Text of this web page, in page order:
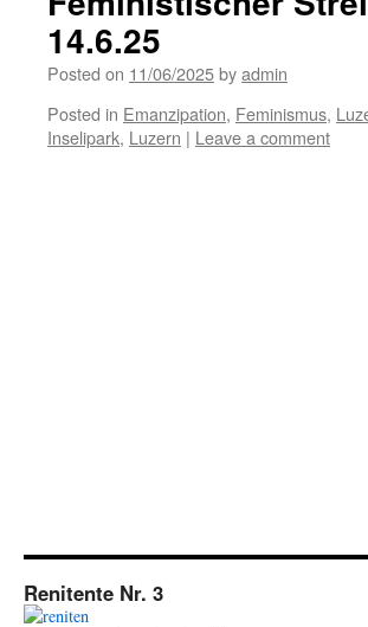
14.6.25
Posted on 11/06/2025byadmin
Posted in Emanzipation, Feminismus,
Inselipark, Luzern | Leave a comment
Renitente Nr. 3